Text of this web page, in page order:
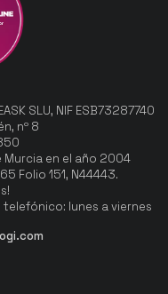
SLU, NIF ESB73287740
nº 8
en el año 2004
Folio 151, N44443.
lunes a viernes